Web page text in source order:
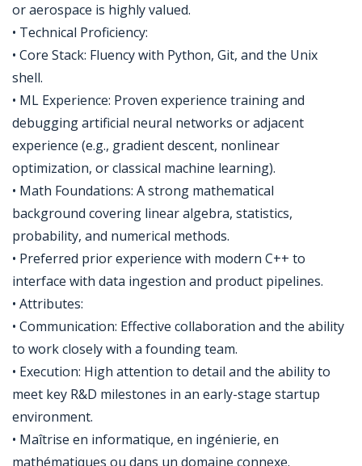
or aerospace is highly valued.
• Technical Proficiency:
• Core Stack: Fluency with Python, Git, and the Unix
shell.
• ML Experience: Proven experience training and
debugging artificial neural networks or adjacent
experience (e.g., gradient descent, nonlinear
optimization, or classical machine learning).
• Math Foundations: A strong mathematical
background covering linear algebra, statistics,
probability, and numerical methods.
• Preferred prior experience with modern C++ to
interface with data ingestion and product pipelines.
• Attributes:
• Communication: Effective collaboration and the ability
to work closely with a founding team.
• Execution: High attention to detail and the ability to
meet key R&D milestones in an early-stage startup
environment.
• Maîtrise en informatique, en ingénierie, en
mathématiques ou dans un domaine connexe.